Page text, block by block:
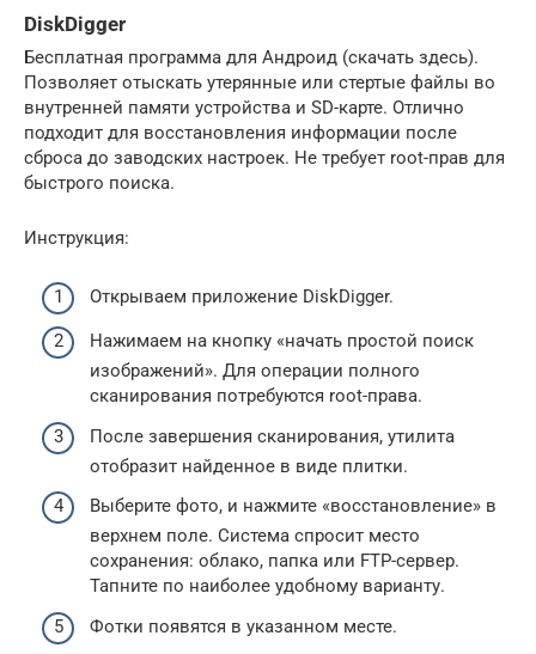
DiskDigger
Бесплатная программа для Андроид (скачать здесь).
Позволяет отыскать утерянные или стертые файлы во
внутренней памяти устройства и SD-карте. Отлично
подходит для восстановления информации после
сброса до заводских настроек. Не требует root-прав для
быстрого поиска.
Инструкция:
Открываем приложение DiskDigger.
Нажимаем на кнопку «начать простой поиск
изображений». Для операции полного
сканирования потребуются root-права.
После завершения сканирования, утилита
отобразит найденное в виде плитки.
Выберите фото, и нажмите «восстановление» в
верхнем поле. Система спросит место
сохранения: облако, папка или FTP-сервер.
Тапните по наиболее удобному варианту.
Фотки появятся в указанном месте.